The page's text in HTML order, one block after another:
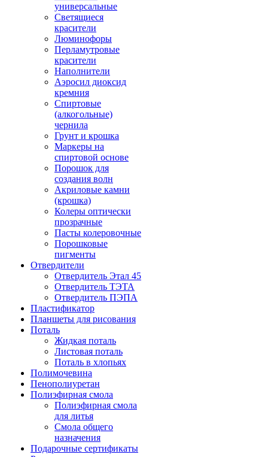
универсальные
Светящиеся
красители
Люминофоры
Перламутровые
красители
Наполнители
Аэросил диоксид
кремния
Спиртовые
(алкогольные)
чернила
Грунт и крошка
Маркеры на
спиртовой основе
Порошок для
создания волн
Акриловые камни
(крошка)
Колеры оптически
прозрачные
Пасты колеровочные
Порошковые
пигменты
Отвердители
Отвердитель Этал 45
Отвердитель ТЭТА
Отвердитель ПЭПА
Пластификатор
Планшеты для рисования
Поталь
Жидкая поталь
Листовая поталь
Поталь в хлопьях
Полимочевина
Пенополиуретан
Полиэфирная смола
Полиэфирная смола
для литья
Смола общего
назначения
Подарочные сертификаты